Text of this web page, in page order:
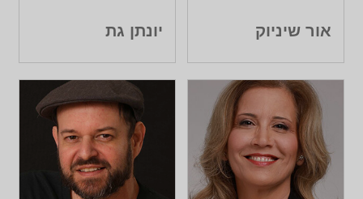
אור שיניוק יונתן גת